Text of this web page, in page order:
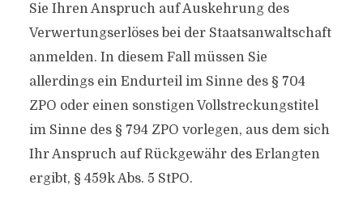
Sie Ihren Anspruch auf Auskehrung des
Verwertungserlöses bei der Staatsanwaltschaft
anmelden. In diesem Fall müssen Sie
allerdings ein Endurteil im Sinne des § 704
ZPO oder einen sonstigen Vollstreckungstitel
im Sinne des § 794 ZPO vorlegen, aus dem sich
Ihr Anspruch auf Rückgewähr des Erlangten
ergibt, § 459k Abs. 5 StPO.